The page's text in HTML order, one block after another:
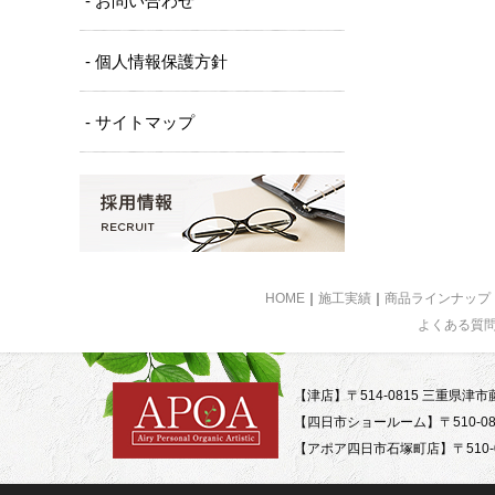
- 個人情報保護方針
- サイトマップ
HOME 施工実績 商品ラインナップ
よくある質
【津店】〒514-0815 三重県津市
【四日市ショールーム】〒510-
【アポア四日市石塚町店】〒